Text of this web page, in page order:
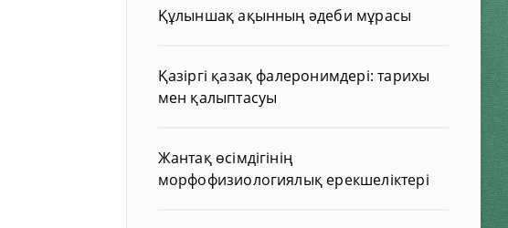
Құлыншақ ақынның әдеби мұрасы
Қазіргі қазақ фалеронимдері: тарихы
мен қалыптасуы
Жантақ өсімдігінің
морфофизиологиялық ерекшеліктері